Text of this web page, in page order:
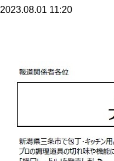
2023.08.01 11:20